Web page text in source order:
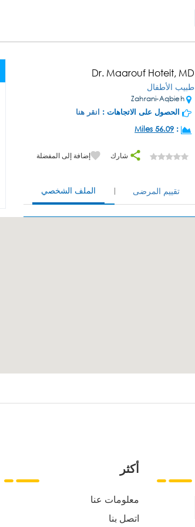
Dr. Maarouf Hoteit, MD
طبيب الأطفال
Zahrani-Aqbieh
الحصول على الاتجاهات : انقر هنا
:
56.09 Miles
شارك إضافة إلى المفضلة
الملف الشخصي تقييم المرضى
أكثر
معلومات عنا
اتصل بنا